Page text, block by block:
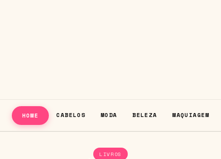
HOME CABELOS MODA BELEZA MAQUIAGEM
LIVROS